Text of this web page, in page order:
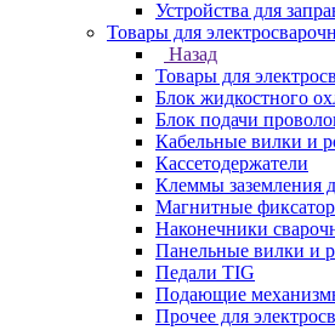
Устройства для
Товары для
Назад
Товары для
Блок жидкостного
Блок подачи
Кабельные вилки и
Кассетодержатели
Клеммы заземления
Магнитные
Наконечники
Панельные вилки и
Педали TIG
Подающие
Прочее для